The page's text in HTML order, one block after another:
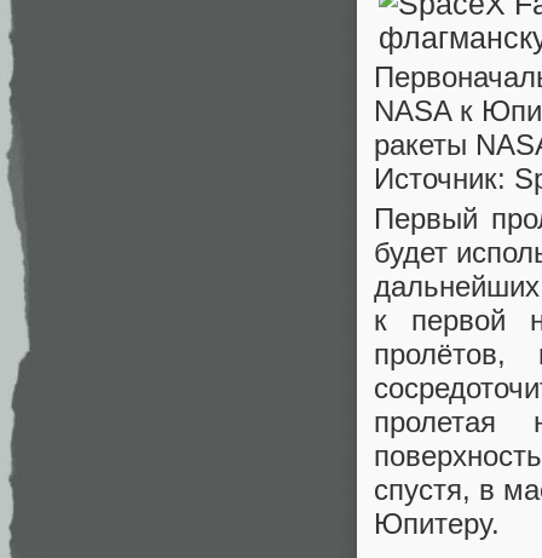
NASA к
ракеты
Источник:
Первый
будет
дальнейших
к первой
спустя, в
Юпитеру.